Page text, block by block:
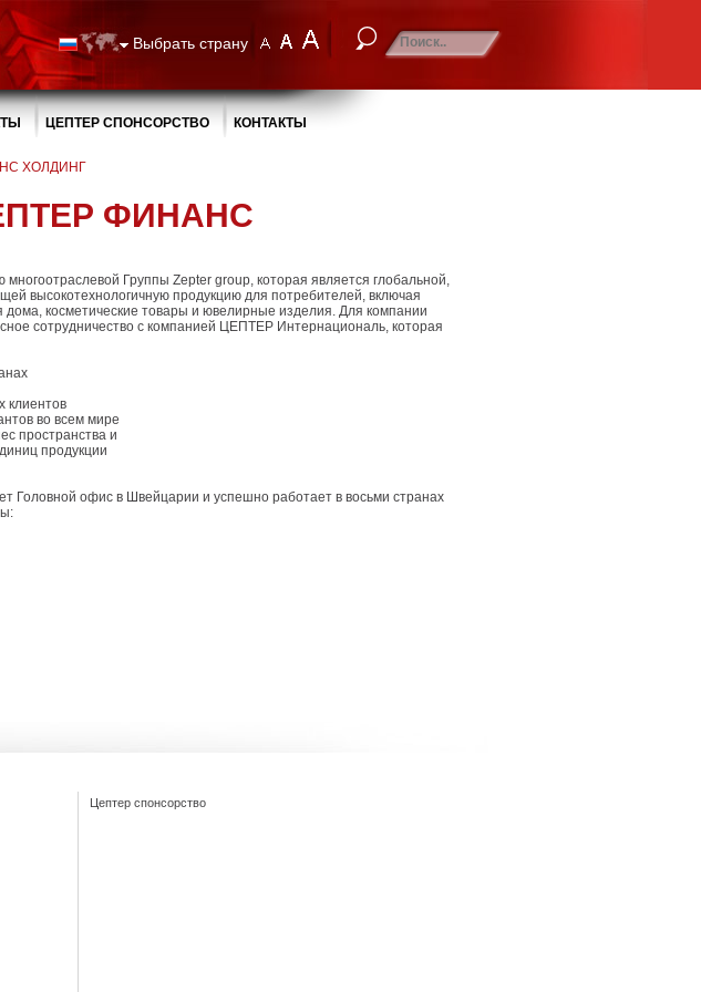
Выбрать страну
ЦЕПТЕР CПОНСОРСТВО КОНТАКТЫ
ХОЛДИНГ
ФИНАНС
Группы Zepter group, которая является глобальной,
высокотехнологичную продукцию для потребителей, включая
косметические товары и ювелирные изделия. Для компании
сотрудничество с компанией ЦЕПТЕР Интернациональ, которая
клиентов
во всем мире
пространства и
продукции
Головной офис в Швейцарии и успешно работает в восьми странах
Цептер cпонсорство